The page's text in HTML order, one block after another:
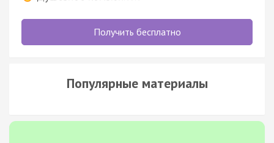
Получить бесплатно
Популярные материалы